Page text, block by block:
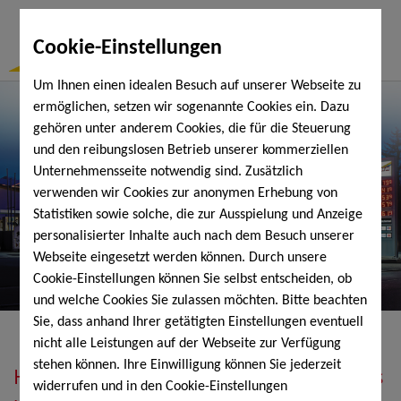
Cookie-Einstellungen
Um Ihnen einen idealen Besuch auf unserer Webseite zu
ermöglichen, setzen wir sogenannte Cookies ein. Dazu
gehören unter anderem Cookies, die für die Steuerung
und den reibungslosen Betrieb unserer kommerziellen
Unternehmensseite notwendig sind. Zusätzlich
verwenden wir Cookies zur anonymen Erhebung von
Statistiken sowie solche, die zur Ausspielung und Anzeige
personalisierter Inhalte auch nach dem Besuch unserer
Webseite eingesetzt werden können. Durch unsere
Cookie-Einstellungen können Sie selbst entscheiden, ob
und welche Cookies Sie zulassen möchten. Bitte beachten
Sie, dass anhand Ihrer getätigten Einstellungen eventuell
nicht alle Leistungen auf der Webseite zur Verfügung
stehen können. Ihre Einwilligung können Sie jederzeit
widerrufen und in den Cookie-Einstellungen
Heizöl, Diesel, Schmierstoffe, Holzpellets